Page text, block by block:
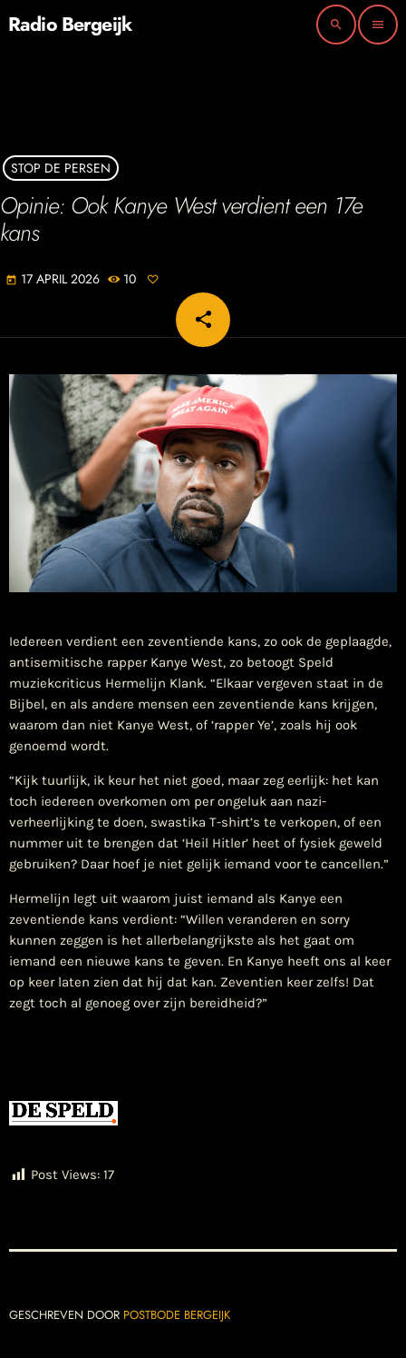
Radio Bergeijk search menu
STOP DE PERSEN
Opinie: Ook Kanye West verdient een 17e
kans
today 17 APRIL 2026 10
share
email
​Iedereen verdient een zeventiende kans, zo ook de geplaagde,
antisemitische rapper Kanye West, zo betoogt Speld
muziekcriticus Hermelijn Klank. “Elkaar vergeven staat in de
Bijbel, en als andere mensen een zeventiende kans krijgen,
waarom dan niet Kanye West, of ‘rapper Ye’, zoals hij ook
genoemd wordt.
“Kijk tuurlijk, ik keur het niet goed, maar zeg eerlijk: het kan
toch iedereen overkomen om per ongeluk aan nazi-
verheerlijking te doen, swastika T-shirt’s te verkopen, of een
nummer uit te brengen dat ‘Heil Hitler’ heet of fysiek geweld
gebruiken? Daar hoef je niet gelijk iemand voor te cancellen.”
Hermelijn legt uit waarom juist iemand als Kanye een
zeventiende kans verdient: “Willen veranderen en sorry
kunnen zeggen is het allerbelangrijkste als het gaat om
iemand een nieuwe kans te geven. En Kanye heeft ons al keer
op keer laten zien dat hij dat kan. Zeventien keer zelfs! Dat
zegt toch al genoeg over zijn bereidheid?”
Post Views: 17
GESCHREVEN DOOR POSTBODE BERGEIJK